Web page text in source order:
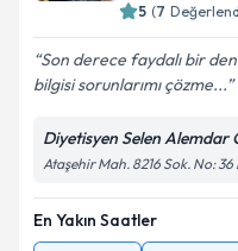
5 (7
Son derece faydalı bir
bilgisi sorunlarımı çözme...
Diyetisyen Selen Alemdar
Ataşehir Mah. 8216 Sok. No: 36
En Yakın Saatler